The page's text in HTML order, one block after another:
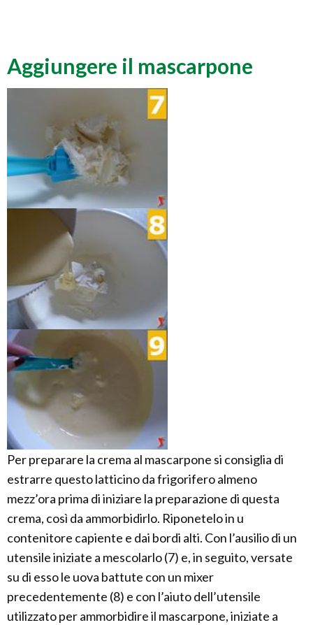
Aggiungere il mascarpone
Per preparare la crema al mascarpone si consiglia di
estrarre questo latticino da frigorifero almeno
mezz’ora prima di iniziare la preparazione di questa
crema, così da ammorbidirlo. Riponetelo in u
contenitore capiente e dai bordi alti. Con l’ausilio di un
utensile iniziate a mescolarlo (7) e, in seguito, versate
su di esso le uova battute con un mixer
precedentemente (8) e con l’aiuto dell’utensile
utilizzato per ammorbidire il mascarpone, iniziate a